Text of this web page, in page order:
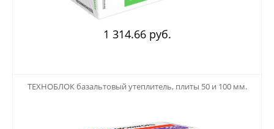
1 314.66 руб.
ТЕХНОБЛОК базальтовый утеплитель, плиты 50 и 100 мм.